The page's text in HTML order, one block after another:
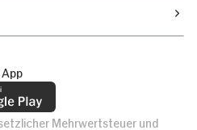
Mehrwertsteuer und